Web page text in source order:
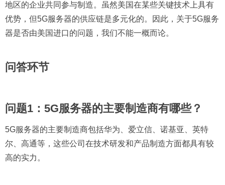
地区的企业共同参与制造。虽然美国在某些关键技术上具有
优势，但5G服务器的供应链是多元化的。因此，关于5G服务
器是否由美国进口的问题，我们不能一概而论。
问答环节
问题1：5G服务器的主要制造商有哪些？
5G服务器的主要制造商包括华为、爱立信、诺基亚、英特
尔、高通等，这些公司在技术研发和产品制造方面都具有较
高的实力。